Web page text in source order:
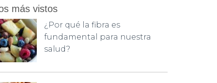
más vistos
¿Por qué la fibra es
fundamental para nuestra
salud?